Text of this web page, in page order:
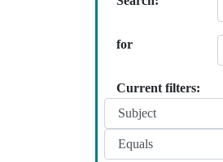
for
Current filters: